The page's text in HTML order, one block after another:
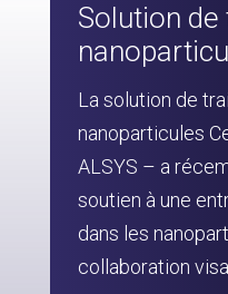
Solution
La solution de
nanoparticules
ALSYS – a
soutien à une
dans les
collaboration